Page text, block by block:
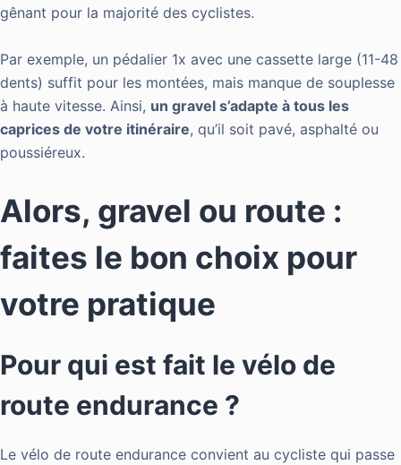
gênant pour la majorité des cyclistes.
Par exemple, un pédalier 1x avec une cassette large (11-48
dents) suffit pour les montées, mais manque de souplesse
à haute vitesse. Ainsi, un gravel s’adapte à tous les
caprices de votre itinéraire, qu’il soit pavé, asphalté ou
poussiéreux.
Alors, gravel ou route :
faites le bon choix pour
votre pratique
Pour qui est fait le vélo de
route endurance ?
Le vélo de route endurance convient au cycliste qui passe